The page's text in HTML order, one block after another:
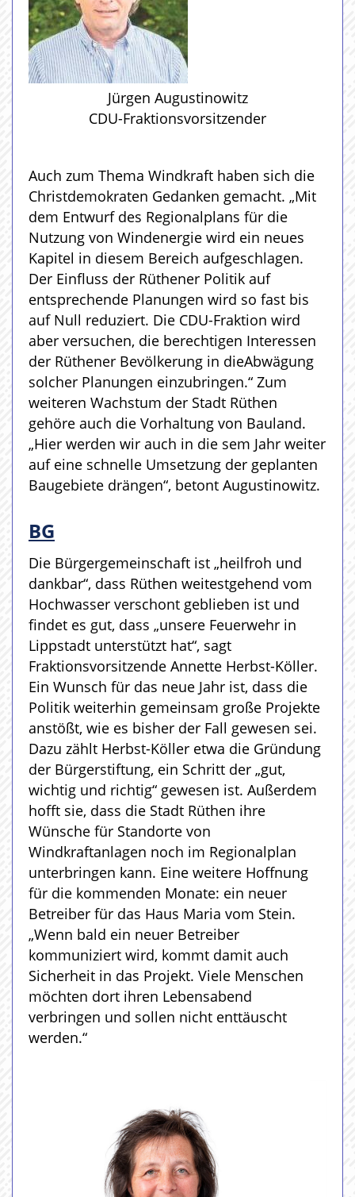
Jürgen Augustinowitz
CDU-Fraktionsvorsitzender
Auch zum Thema Windkraft haben sich die
Christdemokraten Gedanken gemacht. „Mit
dem Entwurf des Regionalplans für die
Nutzung von Windenergie wird ein neues
Kapitel in diesem Bereich aufgeschlagen.
Der Einfluss der Rüthener Politik auf
entsprechende Planungen wird so fast bis
auf Null reduziert. Die CDU-Fraktion wird
aber versuchen, die berechtigen Interessen
der Rüthener Bevölkerung in dieAbwägung
solcher Planungen einzubringen.“ Zum
weiteren Wachstum der Stadt Rüthen
gehöre auch die Vorhaltung von Bauland.
„Hier werden wir auch in die sem Jahr weiter
auf eine schnelle Umsetzung der geplanten
Baugebiete drängen“, betont Augustinowitz.
BG
Die Bürgergemeinschaft ist „heilfroh und
dankbar“, dass Rüthen weitestgehend vom
Hochwasser verschont geblieben ist und
findet es gut, dass „unsere Feuerwehr in
Lippstadt unterstützt hat“, sagt
Fraktionsvorsitzende Annette Herbst-Köller.
Ein Wunsch für das neue Jahr ist, dass die
Politik weiterhin gemeinsam große Projekte
anstößt, wie es bisher der Fall gewesen sei.
Dazu zählt Herbst-Köller etwa die Gründung
der Bürgerstiftung, ein Schritt der „gut,
wichtig und richtig“ gewesen ist. Außerdem
hofft sie, dass die Stadt Rüthen ihre
Wünsche für Standorte von
Windkraftanlagen noch im Regionalplan
unterbringen kann. Eine weitere Hoffnung
für die kommenden Monate: ein neuer
Betreiber für das Haus Maria vom Stein.
„Wenn bald ein neuer Betreiber
kommuniziert wird, kommt damit auch
Sicherheit in das Projekt. Viele Menschen
möchten dort ihren Lebensabend
verbringen und sollen nicht enttäuscht
werden.“